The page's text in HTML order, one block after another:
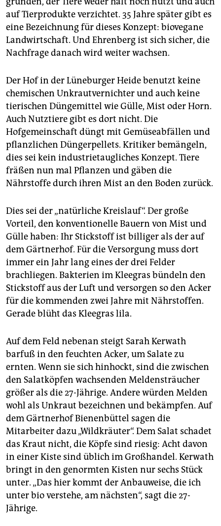
auf Tierprodukte verzichtet. 35 Jahre später gibt es
eine Bezeichnung für dieses Konzept: biovegane
Landwirtschaft. Und Ehrenberg ist sich sicher, die
Nachfrage danach wird weiter wachsen.
Der Hof in der Lüneburger Heide benutzt keine
chemischen Unkrautvernichter und auch keine
tierischen Düngemittel wie Gülle, Mist oder Horn.
Auch Nutztiere gibt es dort nicht. Die
Hofgemeinschaft düngt mit Gemüseabfällen und
pflanzlichen Düngerpellets. Kritiker bemängeln,
dies sei kein industrietaugliches Konzept. Tiere
fräßen nun mal Pflanzen und gäben die
Nährstoffe durch ihren Mist an den Boden zurück.
Dies sei der „natürliche Kreislauf“. Der große
Vorteil, den konventionelle Bauern von Mist und
Gülle haben: Ihr Stickstoff ist billiger als der auf
dem Gärtnerhof. Für die Versorgung muss dort
immer ein Jahr lang eines der drei Felder
brachliegen. Bakterien im Kleegras bündeln den
Stickstoff aus der Luft und versorgen so den Acker
für die kommenden zwei Jahre mit Nährstoffen.
Gerade blüht das Kleegras lila.
Auf dem Feld nebenan steigt Sarah Kerwath
barfuß in den feuchten Acker, um Salate zu
ernten. Wenn sie sich hinhockt, sind die zwischen
den Salatköpfen wachsenden Meldensträucher
größer als die 27-Jährige. Andere würden Melden
wohl als Unkraut bezeichnen und bekämpfen. Auf
dem Gärtnerhof Bienenbüttel sagen die
Mitarbeiter dazu „Wildkräuter“. Dem Salat schadet
das Kraut nicht, die Köpfe sind riesig: Acht davon
in einer Kiste sind üblich im Großhandel. Kerwath
bringt in den genormten Kisten nur sechs Stück
unter. „Das hier kommt der Anbauweise, die ich
unter bio verstehe, am nächsten“, sagt die 27-
Jährige.